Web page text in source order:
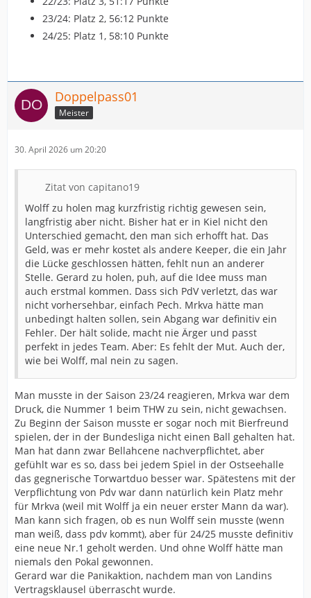
23/24: Platz 2, 56:12 Punkte
24/25: Platz 1, 58:10 Punkte
Doppelpass01
Meister
30. April 2026 um 20:20
Zitat von capitano19
Wolff zu holen mag kurzfristig richtig gewesen sein,
langfristig aber nicht. Bisher hat er in Kiel nicht den
Unterschied gemacht, den man sich erhofft hat. Das
Geld, was er mehr kostet als andere Keeper, die ein Jahr
die Lücke geschlossen hätten, fehlt nun an anderer
Stelle. Gerard zu holen, puh, auf die Idee muss man
auch erstmal kommen. Dass sich PdV verletzt, das war
nicht vorhersehbar, einfach Pech. Mrkva hätte man
unbedingt halten sollen, sein Abgang war definitiv ein
Fehler. Der hält solide, macht nie Ärger und passt
perfekt in jedes Team. Aber: Es fehlt der Mut. Auch der,
wie bei Wolff, mal nein zu sagen.
Man musste in der Saison 23/24 reagieren, Mrkva war dem
Druck, die Nummer 1 beim THW zu sein, nicht gewachsen.
Zu Beginn der Saison musste er sogar noch mit Bierfreund
spielen, der in der Bundesliga nicht einen Ball gehalten hat.
Man hat dann zwar Bellahcene nachverpflichtet, aber
gefühlt war es so, dass bei jedem Spiel in der Ostseehalle
das gegnerische Torwartduo besser war. Spätestens mit der
Verpflichtung von Pdv war dann natürlich kein Platz mehr
für Mrkva (weil mit Wolff ja ein neuer erster Mann da war).
Man kann sich fragen, ob es nun Wolff sein musste (wenn
man weiß, dass pdv kommt), aber für 24/25 musste definitiv
eine neue Nr.1 geholt werden. Und ohne Wolff hätte man
niemals den Pokal gewonnen.
Gerard war die Panikaktion, nachdem man von Landins
Vertragsklausel überrascht wurde.